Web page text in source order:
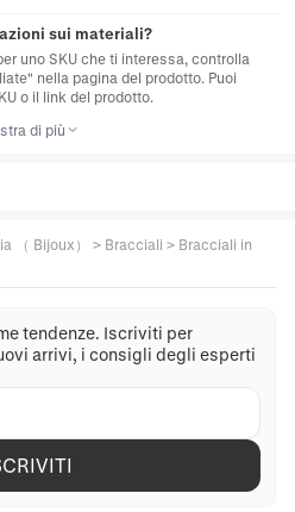
sui materiali?
uno SKU che ti interessa, controlla
nella pagina del prodotto. Puoi
o il link del prodotto.
di più
（ Bijoux） > Bracciali > Bracciali in
tendenze. Iscriviti per
arrivi, i consigli degli esperti